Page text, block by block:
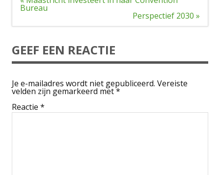
navigatie
Bureau
Perspectief 2030 »
GEEF EEN REACTIE
Je e-mailadres wordt niet gepubliceerd. Vereiste
velden zijn gemarkeerd met*
Reactie *